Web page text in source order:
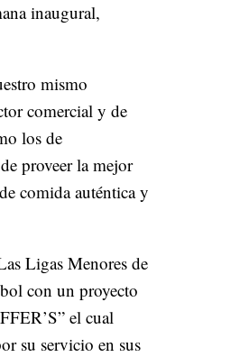
inaugural,
mismo
comercial y de
los de
proveer la mejor
comida auténtica y
Ligas Menores de
con un proyecto
el cual
su servicio en sus